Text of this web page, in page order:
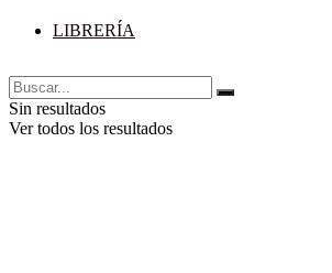
LIBRERÍA
Sin resultados
Ver todos los resultados